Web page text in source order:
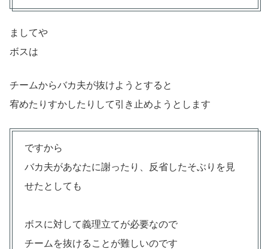
ましてや
ボスは
チームからバカ夫が抜けようとすると
宥めたりすかしたりして引き止めようとします
ですから
バカ夫があなたに謝ったり、反省したそぶりを見
せたとしても
ボスに対して義理立てが必要なので
チームを抜けることが難しいのです